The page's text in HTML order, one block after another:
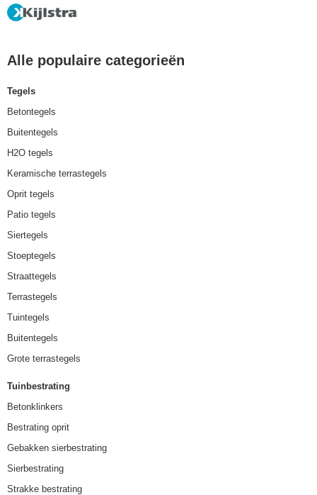
Alle populaire categorieën
Tegels
Betontegels
Buitentegels
H2O tegels
Keramische terrastegels
Oprit tegels
Patio tegels
Siertegels
Stoeptegels
Straattegels
Terrastegels
Tuintegels
Buitentegels
Grote terrastegels
Tuinbestrating
Betonklinkers
Bestrating oprit
Gebakken sierbestrating
Sierbestrating
Strakke bestrating